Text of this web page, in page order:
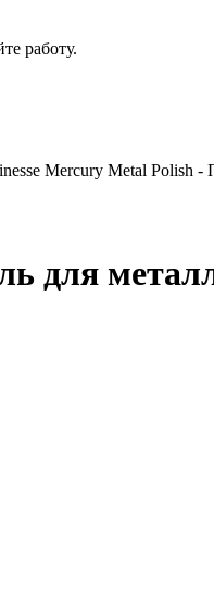
работу.
Mercury Metal Polish -
для